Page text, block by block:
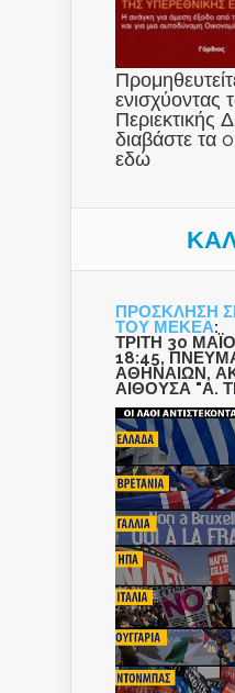
ενισχύοντας
Περιεκτικής
διαβάστε τα
εδώ
ΠΡΟΣΚΛΗΣΗ
ΤΟΥ ΜΕΚΕΑ:
ΤΡΙΤΗ 30
18:45,
ΑΘΗΝΑΙΩΝ,
ΑΙΘΟΥΣΑ "Α.